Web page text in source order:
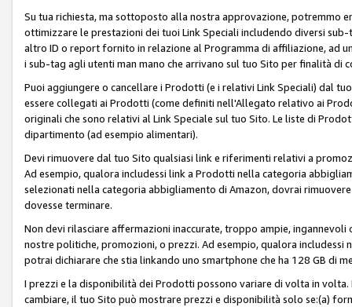
Su tua richiesta, ma sottoposto alla nostra approvazione,
ottimizzare le prestazioni dei tuoi Link Speciali includendo diversi sub-
altro ID o report fornito in relazione al Programma di affiliazione, ad
i sub-tag agli utenti man mano che arrivano sul tuo Sito per finalità
Puoi aggiungere o cancellare i Prodotti (e i relativi Link Speciali) dal
essere collegati ai Prodotti (come definiti nell'Allegato relativo ai
originali che sono relativi al Link Speciale sul tuo Sito. Le liste di
dipartimento (ad esempio alimentari).
Devi rimuovere dal tuo Sito qualsiasi link e riferimenti relativi a
Ad esempio, qualora includessi link a Prodotti nella categoria
selezionati nella categoria abbigliamento di Amazon, dovrai
dovesse terminare.
Non devi rilasciare affermazioni inaccurate, troppo ampie,
nostre politiche, promozioni, o prezzi. Ad esempio, qualora includessi
potrai dichiarare che stia linkando uno smartphone che ha 128 GB di
I prezzi e la disponibilità dei Prodotti possono variare di volta in
cambiare, il tuo Sito può mostrare prezzi e disponibilità solo se:(a)